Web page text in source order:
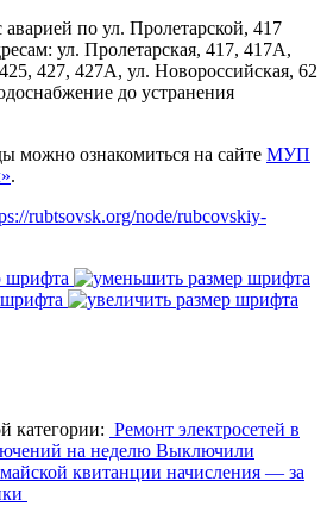
аварией по ул. Пролетарской, 417
ул. Пролетарская, 417, 417А,
427, 427А, ул. Новороссийская, 62
до устранения
можно ознакомиться на сайте МУП
.
rubtsovsk.org/node/rubcovskiy-
шрифта
шрифта
категории: Ремонт электросетей в
на неделю Выключили
квитанции начисления — за